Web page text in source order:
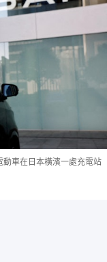
車在日本橫濱一處充電站